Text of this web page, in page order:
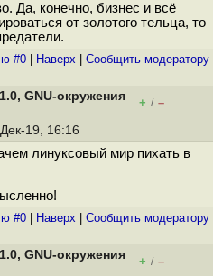
Да, конечно, бизнес и всё
от золотого тельца, то
#0 Наверх Cообщить модератору
GNU-окружения
+ / –
19, 16:16
линуксовый мир пихать в
#0 Наверх Cообщить модератору
GNU-окружения
+ / –